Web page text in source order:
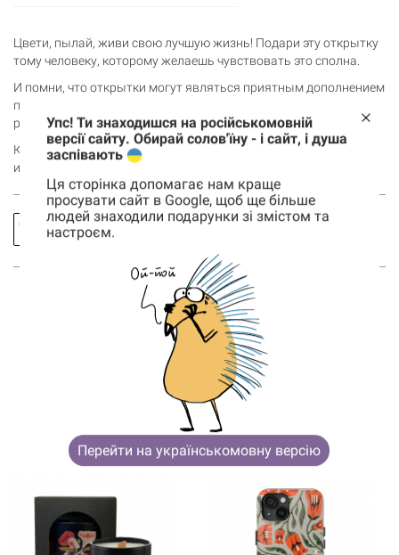
Цвети, пылай, живи свою лучшую жизнь! Подари эту открытку
тому человеку, которому желаешь чувствовать это сполна.
И помни, что открытки могут являться приятным дополнением
подарка, а также атмосферным элементом декора как на
рабочем месте, так и дома.
Кинь открытку в корзину, чтобы сделать подарок другу, маме
или себе.
Заказать
звонок
Спросить
ВОЗМОЖНО, ТЕБЯ ТАКЖЕ
ЗАИНТЕРЕСУЮТ
Упс! Ти знаходишся на російськомовній
версії сайту. Обирай солов'їну - і сайт, і душа
заспівають
Ця сторінка допомагає нам краще
просувати сайт в Google, щоб ще більше
людей знаходили подарунки зі змістом та
настроєм.
Перейти на українськомовну версію
Корзина 0 товары
Корзина пуста